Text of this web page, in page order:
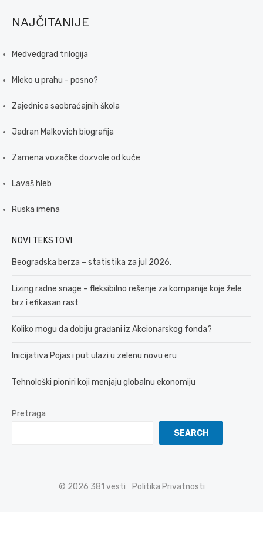
NAJČITANIJE
Medvedgrad trilogija
Mleko u prahu - posno?
Zajednica saobraćajnih škola
Jadran Malkovich biografija
Zamena vozačke dozvole od kuće
Lavaš hleb
Ruska imena
NOVI TEKSTOVI
Beogradska berza – statistika za jul 2026.
Lizing radne snage – fleksibilno rešenje za kompanije koje žele
brz i efikasan rast
Koliko mogu da dobiju građani iz Akcionarskog fonda?
Inicijativa Pojas i put ulazi u zelenu novu eru
Tehnološki pioniri koji menjaju globalnu ekonomiju
Pretraga
SEARCH
© 2026 381 vesti Politika Privatnosti